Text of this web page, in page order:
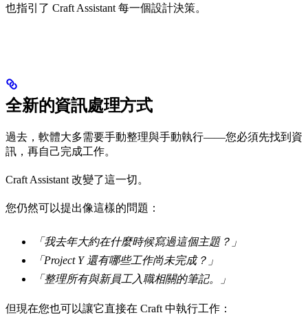
也指引了 Craft Assistant 每一個設計決策。
全新的資訊處理方式
過去，軟體大多需要手動整理與手動執行——您必須先找到資
訊，再自己完成工作。
Craft Assistant 改變了這一切。
您仍然可以提出像這樣的問題：
「我去年大約在什麼時候寫過這個主題？」
「Project Y 還有哪些工作尚未完成？」
「整理所有與新員工入職相關的筆記。」
但現在您也可以讓它直接在 Craft 中執行工作：